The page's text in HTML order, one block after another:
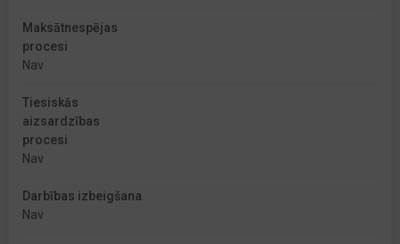
Maksātnespējas
procesi
Nav
Tiesiskās
aizsardzības
procesi
Nav
Darbības izbeigšana
Nav